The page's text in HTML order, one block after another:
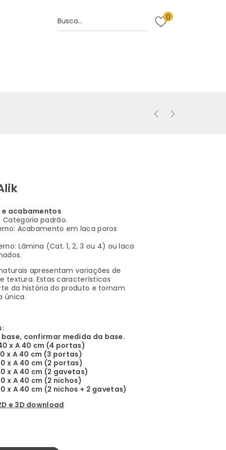
0
acabamentos
Categoria padrão.
Acabamento em laca poros
Lâmina (Cat. 1, 2, 3 ou 4) ou laca
apresentam variações de
textura. Estas características
da história do produto e tornam
única.
base, confirmar medida da base.
x A 40 cm (4 portas)
x A 40 cm (3 portas)
x A 40 cm (2 portas)
x A 40 cm (2 gavetas)
x A 40 cm (2 nichos)
x A 40 cm (2 nichos + 2 gavetas)
e 3D download